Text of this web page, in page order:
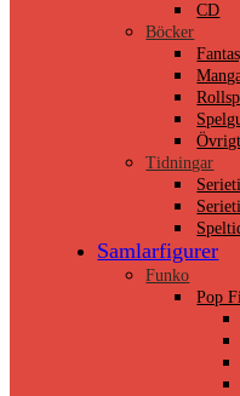
CD
Böcker
Övrigt
Tidningar
Samlarfigurer
Funko
Pop